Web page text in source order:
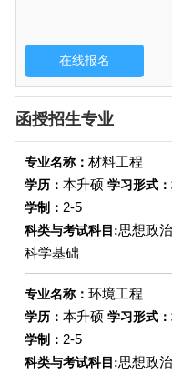
函授招生专业
专业名称： 材料工程
学历： 本升硕 学习形式：
学制： 2-5
科类与考试科目:思想政
科学基础
专业名称： 环境工程
学历： 本升硕 学习形式：
学制： 2-5
科类与考试科目:思想政